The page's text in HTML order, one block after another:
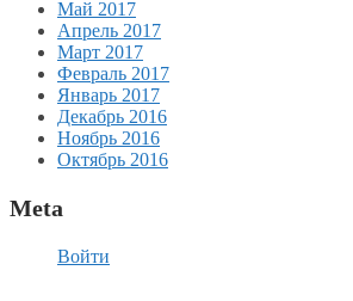
Май 2017
Апрель 2017
Март 2017
Февраль 2017
Январь 2017
Декабрь 2016
Ноябрь 2016
Октябрь 2016
Meta
Войти